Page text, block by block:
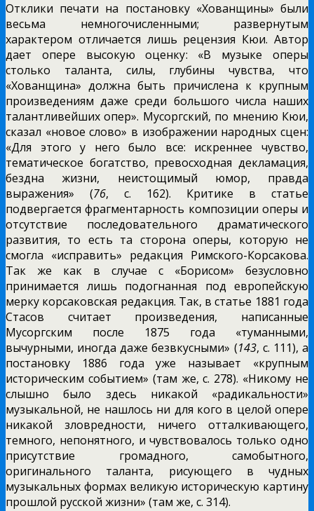
Отклики печати на постановку «Хованщины» были
весьма немногочисленными; развернутым
характером отличается лишь рецензия Кюи. Автор
дает опере высокую оценку: «В музыке оперы
столько таланта, силы, глубины чувства, что
«Хованщина» должна быть причислена к крупным
произведениям даже среди большого числа наших
талантливейших опер». Мусоргский, по мнению Кюи,
сказал «новое слово» в изображении народных сцен:
«Для этого у него было все: искреннее чувство,
тематическое богатство, превосходная декламация,
бездна жизни, неистощимый юмор, правда
выражения» (76, с. 162). Критике в статье
подвергается фрагментарность композиции оперы и
отсутствие последовательного драматического
развития, то есть та сторона оперы, которую не
смогла «исправить» редакция Римского-Корсакова.
Так же как в случае с «Борисом» безусловно
принимается лишь подогнанная под европейскую
мерку корсаковская редакция. Так, в статье 1881 года
Стасов считает произведения, написанные
Мусоргским после 1875 года «туманными,
вычурными, иногда даже безвкусными» (143, с. 111), а
постановку 1886 года уже называет «крупным
историческим событием» (там же, с. 278). «Никому не
слышно было здесь никакой «радикальности»
музыкальной, не нашлось ни для кого в целой опере
никакой зловредности, ничего отталкивающего,
темного, непонятного, и чувствовалось только одно
присутствие громадного, самобытного,
оригинального таланта, рисующего в чудных
музыкальных формах великую историческую картину
прошлой русской жизни» (там же, с. 314).